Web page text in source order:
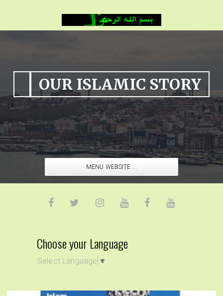
OUR ISLAMIC STORY
MENU WEBSITE ...
Choose your Language
Select Language ▼